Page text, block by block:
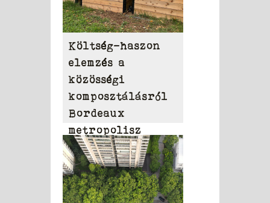
Költség-haszon
elemzés a
közösségi
komposztálásról
Bordeaux
metropolisz
területén